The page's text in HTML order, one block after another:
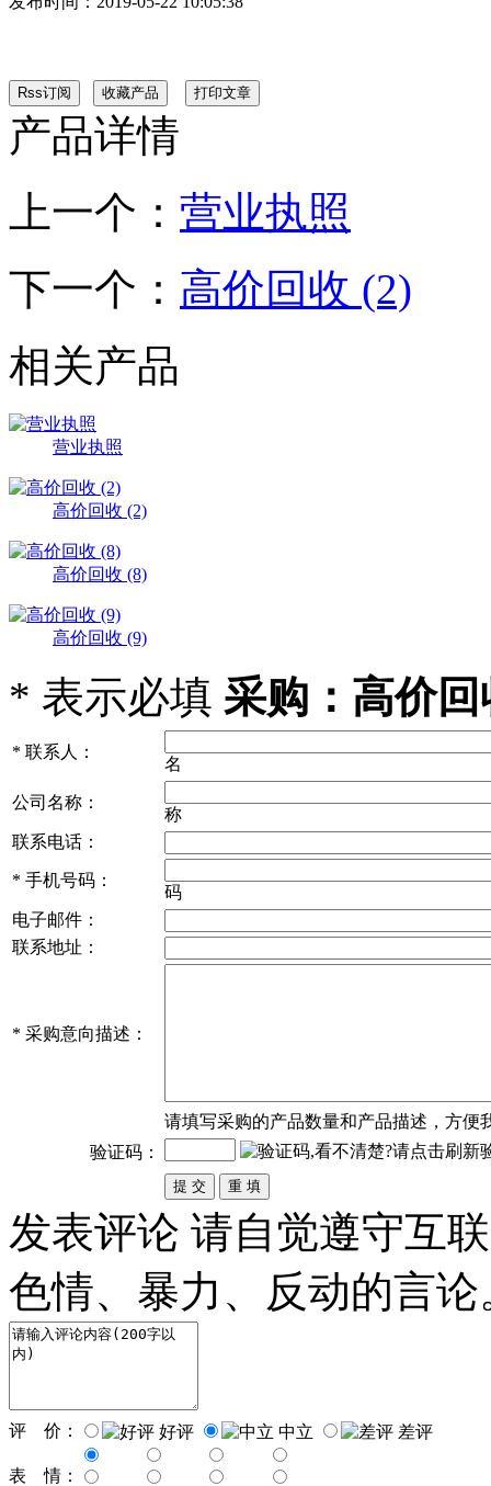
产品详情
上一个： 营业执照
下一个： 高价回收 (2)
相关产品
营业执照
高价回收 (2)
高价回收 (8)
高价回收 (9)
* 表示必填 采购：高价回
* 联系人：
名
公司名称：
称
联系电话：
* 手机号码：
码
电子邮件：
联系地址：
* 采购意向描述：
请填写采购的产品数量和产品描述，方便
验证码：
发表评论 请自觉遵守互
色情、暴力、反动的言论
评 价： 好评 中立 差评
表 情：